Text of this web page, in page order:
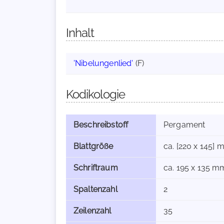
Inhalt
'Nibelungenlied' (F)
Kodikologie
Beschreibstoff Pergament
Blattgröße ca. [220 x 145]
Schriftraum ca. 195 x 135
Spaltenzahl 2
Zeilenzahl 35